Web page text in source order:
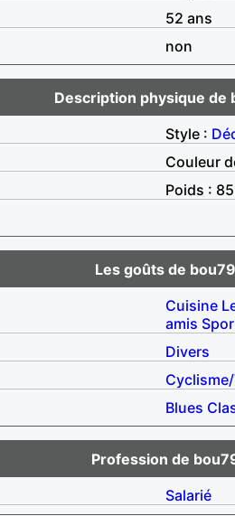
52 ans
non
Description physique de
Style :
Couleur
Poids :
Les goûts de bou79
Cuisine
amis
Divers
Blues
Profession de
Salarié